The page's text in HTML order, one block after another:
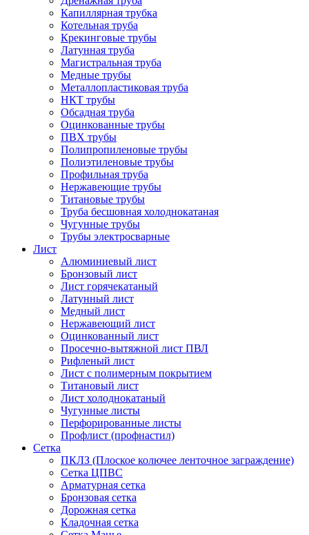
Капиллярная трубка
Котельная труба
Крекинговые трубы
Латунная труба
Магистральная труба
Медные трубы
Металлопластиковая труба
НКТ трубы
Обсадная труба
Оцинкованные трубы
ПВХ трубы
Полипропиленовые трубы
Полиэтиленовые трубы
Профильная труба
Нержавеющие трубы
Титановые трубы
Труба бесшовная холоднокатаная
Чугунные трубы
Трубы электросварные
Лист
Алюминиевый лист
Бронзовый лист
Лист горячекатаный
Латунный лист
Медный лист
Нержавеющий лист
Оцинкованный лист
Просечно-вытяжной лист ПВЛ
Рифленый лист
Лист с полимерным покрытием
Титановый лист
Лист холоднокатаный
Чугунные листы
Перфорированные листы
Профлист (профнастил)
Сетка
ПКЛЗ (Плоское колючее ленточное заграждение)
Сетка ЦПВС
Арматурная сетка
Бронзовая сетка
Дорожная сетка
Кладочная сетка